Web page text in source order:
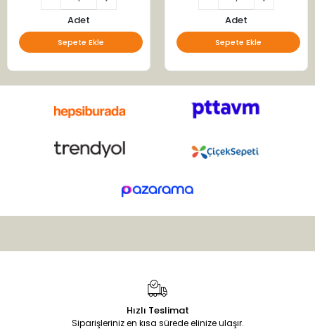
Adet
Sepete Ekle
Adet
Sepete Ekle
Hızlı Teslimat
Siparişleriniz en kısa sürede elinize ulaşır.